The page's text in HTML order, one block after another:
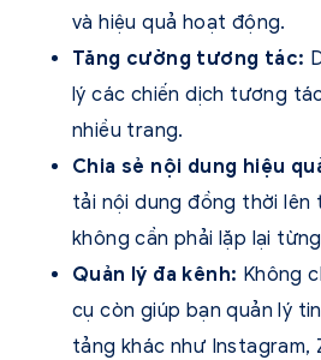
và hiệu quả hoạt động.
Tăng cường tương tác:
lý các chiến dịch tương
nhiều trang.
Chia sẻ nội dung hiệu
tải nội dung đồng thời lên
không cần phải lặp lại
Quản lý đa kênh: Không
cụ còn giúp bạn quản lý
tảng khác như Instagram,